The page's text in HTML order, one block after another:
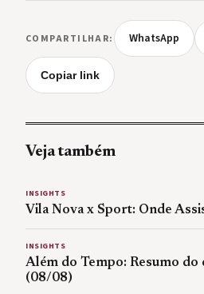
COMPARTILHAR: WhatsApp
Copiar link
Veja também
INSIGHTS
Vila Nova x Sport: Onde
INSIGHTS
Além do Tempo: Resumo do
(08/08)